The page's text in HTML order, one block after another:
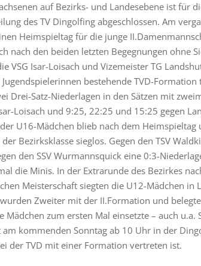
auf Bezirks- und Landesebene ist für
des TV Dingolfing abgeschlossen. Am
Heimspieltag für die junge
nach den beiden letzten Begegnungen ohne
VSG Isar-Loisach und Vizemeister TG
bestehende TVD-
Drei-Satz-Niederlagen in den Sätzen mit
Loisach und 9:25, 22:25 und 15:25 gegen
U16-Mädchen blieb nach dem Heimspieltag
Bezirksklasse sieglos. Gegen den TSV
den SSV Wurmannsquick eine 0:3-
die Minis. In der Extrarunde des Bezirkes
Meisterschaft siegten die U12-Mädchen in
Zweiter mit der II.Formation und
zum ersten Mal einsetzte – auch u.a.
kommenden Sonntag ab 10 Uhr in der
der TVD mit einer Formation vertreten ist.